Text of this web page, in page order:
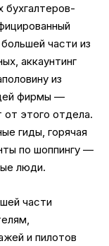
бухгалтеров-
части из
аккаунтинг
из
фирмы —
от этого отдела.
гиды, горячая
по шоппингу —
люди.
части
и пилотов